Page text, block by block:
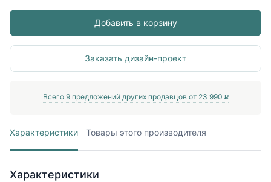
Добавить в корзину
Заказать дизайн-проект
Всего 9предложений других продавцов от 23 990 P
Характеристики Товары этого производителя
Характеристики